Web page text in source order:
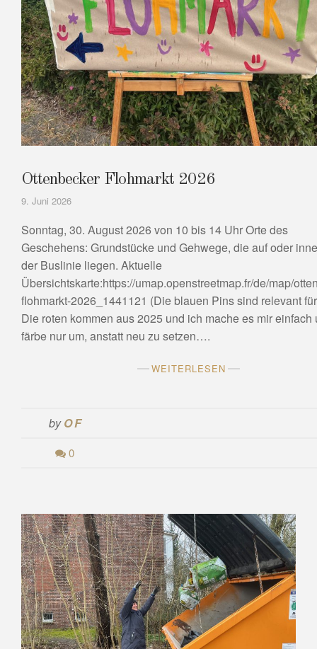
Ottenbecker Flohmarkt 2026
9. Juni 2026
Sonntag, 30. August 2026 von 10 bis 14 Uhr Orte des
Geschehens: Grundstücke und Gehwege, die auf oder
der Buslinie liegen. Aktuelle
Übersichtskarte:https://umap.openstreetmap.fr/de/map/
flohmarkt-2026_1441121 (Die blauen Pins sind relevant
Die roten kommen aus 2025 und ich mache es mir einfach
färbe nur um, anstatt neu zu setzen….
WEITERLESEN
byOF
0